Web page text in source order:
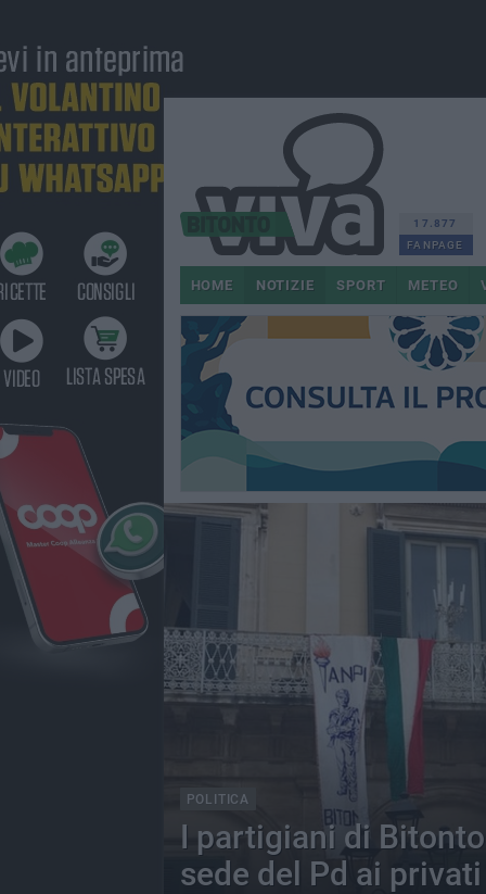
17.877
FANPAGE
HOME NOTIZIE SPORT METEO
POLITICA
I partigiani di
sede del Pd ai privati